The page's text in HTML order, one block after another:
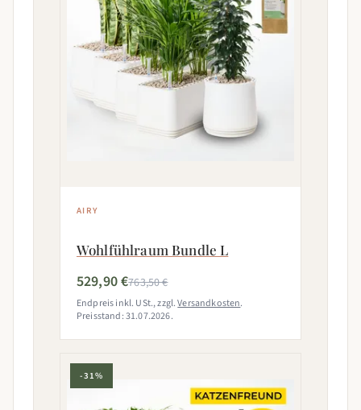
AIRY
Wohlfühlraum Bundle L
529,90 €763,50 €
Endpreis inkl. USt., zzgl.Versandkosten.
Preisstand: 31.07.2026.
-31%